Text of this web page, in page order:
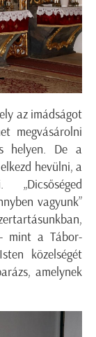
az imádságot
megvásárolni
helyen. De a
hevülni, a
vagyunk”
mint a Tábor-
közelségét
amelynek